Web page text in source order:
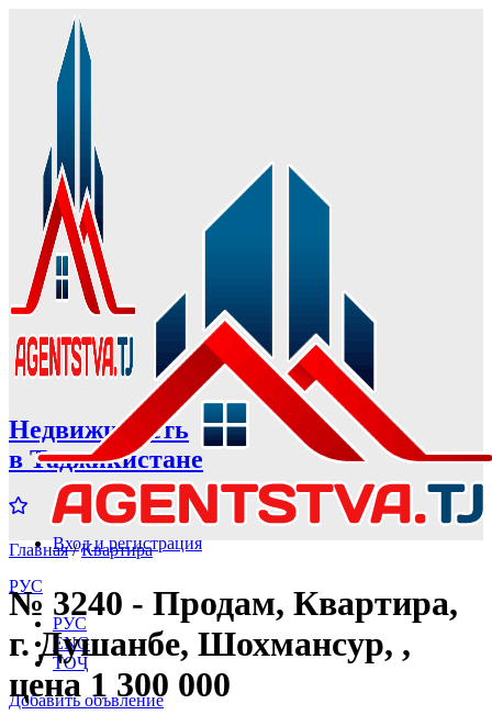
Недвижимость
в Таджикистане
Вход и регистрация
РУС
РУС
ENG
ТОҶ
Добавить объвление
Главная/Квартира
№ 3240 - Продам, Квартира,
г. Душанбе, Шохмансур, ,
цена 1 300 000